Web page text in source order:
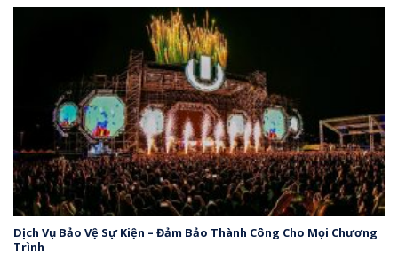
Dịch Vụ Bảo Vệ Sự Kiện – Đảm Bảo Thành Công Cho Mọi Chương
Trình